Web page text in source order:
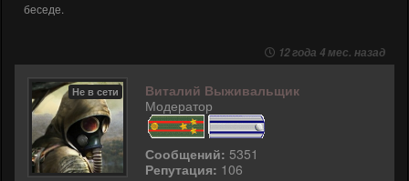
беседе.
12 года 4 мес. назад
Не в сети
Виталий Выживальщик
Модератор
Сообщений: 5351
Репутация: 106